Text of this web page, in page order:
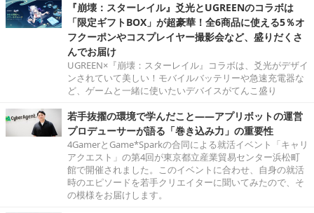
『崩壊：スターレイル』爻光とUGREENのコラボは
「限定ギフトBOX」が超豪華！全6商品に使える5％オ
フクーポンやコスプレイヤー撮影会など、盛りだくさ
んでお届け
UGREEN×『崩壊：スターレイル』コラボは、爻光がデザイ
ンされていて美しい！モバイルバッテリーや急速充電器な
ど、ゲームと一緒に使いたいデバイスがてんこ盛り
若手抜擢の環境で学んだこと――アプリボットの運営
プロデューサーが語る「巻き込み力」の重要性
4GamerとGame*Sparkの合同による就活イベント「キャリ
アクエスト」の第4回が東京都立産業貿易センター浜松町
館で開催されました。このイベントに合わせ、自身の就活
時のエピソードを若手クリエイターに聞いてみたので、そ
の模様をお届けします。